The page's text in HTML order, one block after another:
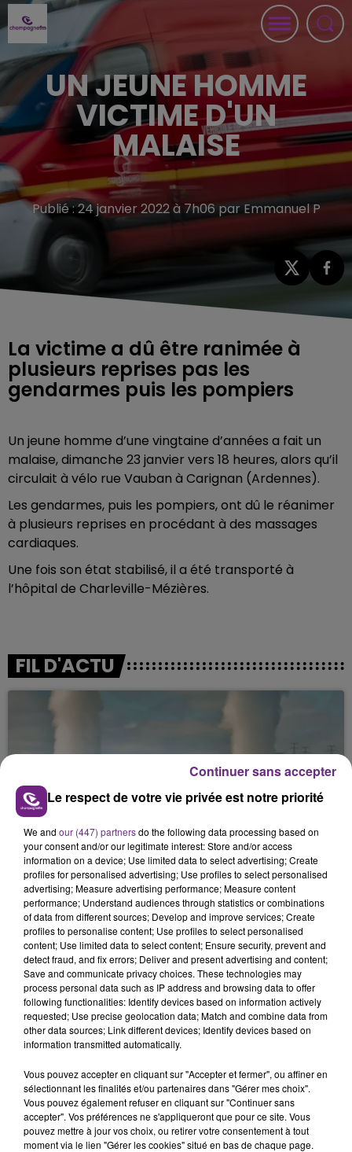
UN JEUNE HOMME
VICTIME D'UN
MALAISE
Publié : 24 janvier 2022 à 7h06 par Emmanuel P
La victime a dû être ranimée à
plusieurs reprises pas les
gendarmes puis les pompiers
Un jeune homme d’une vingtaine d’années a fait un
malaise, dimanche 23 janvier vers 18 heures, alors qu’il
circulait à vélo rue Vauban à Carignan (Ardennes).
Les gendarmes, puis les pompiers, ont dû le réanimer
à plusieurs reprises en procédant à des massages
cardiaques.
Une fois son état stabilisé, il a été transporté à
l’hôpital de Charleville-Mézières.
FIL D'ACTU
7 août 2026
LA CENTRALE NUCLÉAIRE DE CHOOZ
TOUJOURS À L'ARRÊT
Cela fait déjà une semaine que la centrale
nucléaire ardennaise est à l'arrêt. Une situation
justifiée par la sécheresse intense qui est toujours
présente.
7 août 2026
LE MAGASIN JOUÉCLUB DE REIMS FERME
SES PORTES
C'était l'une des institutions du centre-ville
rémois. Le magasin JouéClub est contraint de
fermer ses portes.
TITRES DIFFUSÉS
Le respect de votre vie privée est notre priorité
We and our (447) partnersdo the following data processing based on
your consent and/or our legitimate interest: Store and/or access
information on a device; Use limited data to select advertising; Create
profiles for personalised advertising; Use profiles to select personalised
advertising; Measure advertising performance; Measure content
performance; Understand audiences through statistics or combinations
of data from different sources; Develop and improve services; Create
profiles to personalise content; Use profiles to select personalised
content; Use limited data to select content; Ensure security, prevent and
detect fraud, and fix errors; Deliver and present advertising and content;
Save and communicate privacy choices. These technologies may
process personal data such as IP address and browsing data to offer
following functionalities: Identify devices based on information actively
requested; Use precise geolocation data; Match and combine data from
other data sources; Link different devices; Identify devices based on
information transmitted automatically.
Vous pouvez accepter en cliquant sur "Accepter et fermer", ou affiner en
sélectionnant les finalités et/ou partenaires dans "Gérer mes choix".
Vous pouvez également refuser en cliquant sur "Continuer sans
accepter". Vos préférences ne s'appliqueront que pour ce site. Vous
pouvez mettre à jour vos choix, ou retirer votre consentement à tout
moment via le lien "Gérer les cookies" situé en bas de chaque page.
Continuer sans accepter